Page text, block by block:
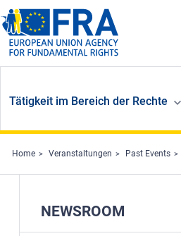
Skip to main content
Tätigkeit im Bereich der Rechte
Home Veranstaltungen Past Events
NEWSROOM